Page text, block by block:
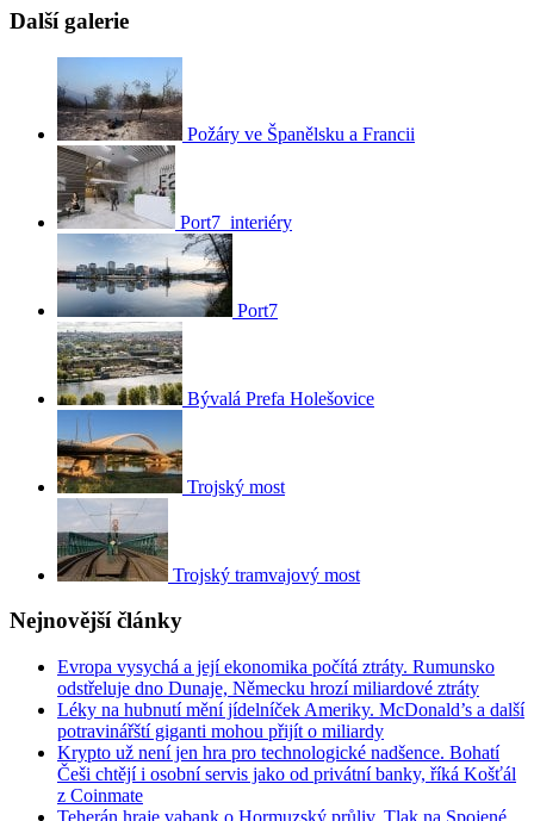
Další galerie
Požáry ve Španělsku a Francii
Port7_interiéry
Port7
Bývalá Prefa Holešovice
Trojský most
Trojský tramvajový most
Nejnovější články
Evropa vysychá a její ekonomika počítá ztráty. Rumunsko
odstřeluje dno Dunaje, Německu hrozí miliardové ztráty
Léky na hubnutí mění jídelníček Ameriky. McDonald’s a další
potravinářští giganti mohou přijít o miliardy
Krypto už není jen hra pro technologické nadšence. Bohatí
Češi chtějí i osobní servis jako od privátní banky, říká Košťál
z Coinmate
Teherán hraje vabank o Hormuzský průliv. Tlak na Spojené